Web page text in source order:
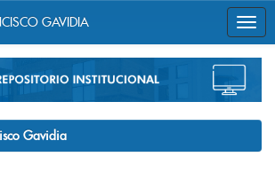
GAVIDIA
Gavidia